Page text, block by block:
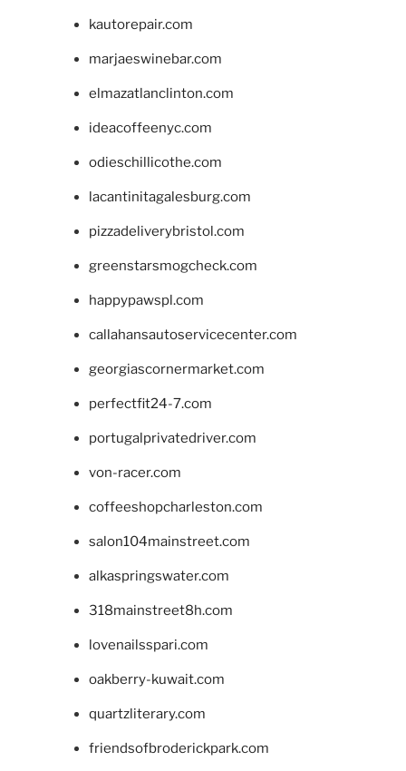
kautorepair.com
marjaeswinebar.com
elmazatlanclinton.com
ideacoffeenyc.com
odieschillicothe.com
lacantinitagalesburg.com
pizzadeliverybristol.com
greenstarsmogcheck.com
happypawspl.com
callahansautoservicecenter.com
georgiascornermarket.com
perfectfit24-7.com
portugalprivatedriver.com
von-racer.com
coffeeshopcharleston.com
salon104mainstreet.com
alkaspringswater.com
318mainstreet8h.com
lovenailsspari.com
oakberry-kuwait.com
quartzliterary.com
friendsofbroderickpark.com